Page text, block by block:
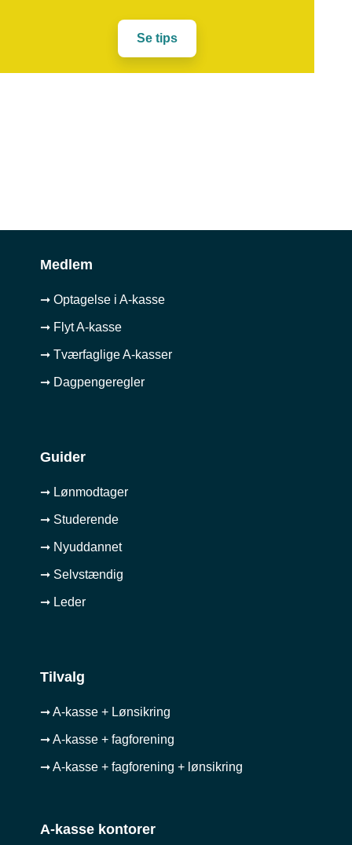
Se tips
Medlem
➞ Optagelse i A-kasse
➞ Flyt A-kasse
➞ Tværfaglige A-kasser
➞ Dagpengeregler
Guider
➞ Lønmodtager
➞ Studerende
➞ Nyuddannet
➞ Selvstændig
➞ Leder
Tilvalg
➞ A-kasse + Lønsikring
➞ A-kasse + fagforening
➞ A-kasse + fagforening + lønsikring
A-kasse kontorer